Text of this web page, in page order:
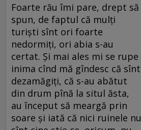
Foarte rău îmi pare, drept să
spun, de faptul că mulți
turiști sînt ori foarte
nedormiți, ori abia s-au
certat. Și mai ales mi se rupe
inima cînd mă gîndesc că sînt
dezamăgiți, că s-au abătut
din drum pînă la situl ăsta,
au început să meargă prin
soare și iată că nici ruinele nu